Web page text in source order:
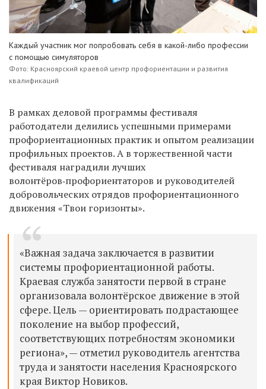
Каждый участник мог попробовать себя в какой-либо профессии
с помощью симуляторов
Фото: Красноярский краевой центр профориентации и развития
квалификаций
В рамках деловой программы фестиваля
работодатели делились успешными примерами
профориентационных практик и опытом реализации
профильных проектов. А в торжественной части
фестиваля наградили лучших
волонтёров‑профориентаторов и руководителей
добровольческих отрядов профориентационного
движения «Твои горизонты».
«Важная задача заключается в развитии
системы профориентационной работы.
Краевая служба занятости первой в стране
организовала волонтёрское движение в этой
сфере. Цель — ориентировать подрастающее
поколение на выбор профессий,
соответствующих потребностям экономики
региона», — отметил руководитель агентства
труда и занятости населения Красноярского
края Виктор Новиков.